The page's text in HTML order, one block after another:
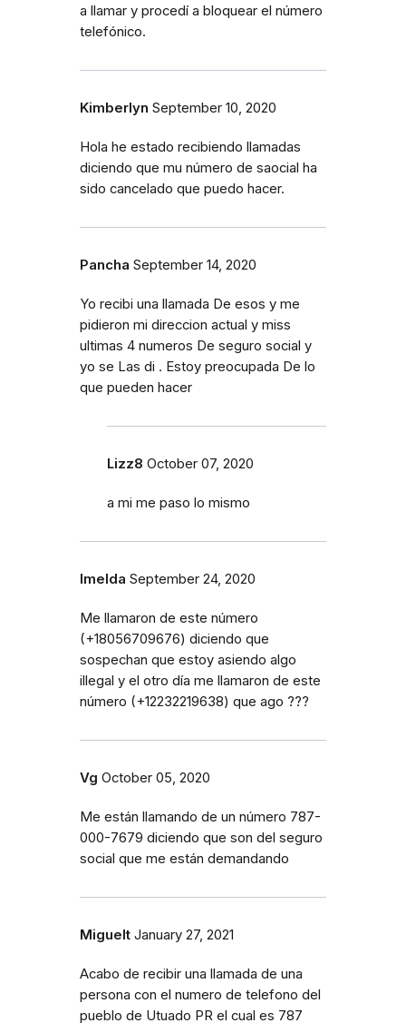
a llamar y procedí a bloquear el número
telefónico.
Kimberlyn September 10, 2020
Hola he estado recibiendo llamadas
diciendo que mu número de saocial ha
sido cancelado que puedo hacer.
Pancha September 14, 2020
Yo recibi una llamada De esos y me
pidieron mi direccion actual y miss
ultimas 4 numeros De seguro social y
yo se Las di . Estoy preocupada De lo
que pueden hacer
Lizz8 October 07, 2020
a mi me paso lo mismo
Imelda September 24, 2020
Me llamaron de este número
(+18056709676) diciendo que
sospechan que estoy asiendo algo
illegal y el otro día me llamaron de este
número (+12232219638) que ago ???
Vg October 05, 2020
Me están llamando de un número 787-
000-7679 diciendo que son del seguro
social que me están demandando
Miguelt January 27, 2021
Acabo de recibir una llamada de una
persona con el numero de telefono del
pueblo de Utuado PR el cual es 787